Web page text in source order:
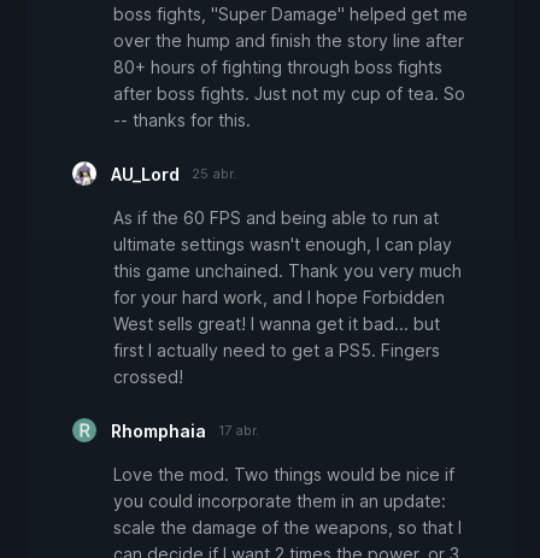
boss fights, "Super Damage" helped get me
over the hump and finish the story line after
80+ hours of fighting through boss fights
after boss fights. Just not my cup of tea. So
-- thanks for this.
AU_Lord 25 abr.
As if the 60 FPS and being able to run at
ultimate settings wasn't enough, I can play
this game unchained. Thank you very much
for your hard work, and I hope Forbidden
West sells great! I wanna get it bad... but
first I actually need to get a PS5. Fingers
crossed!
Rhomphaia 17 abr.
Love the mod. Two things would be nice if
you could incorporate them in an update:
scale the damage of the weapons, so that I